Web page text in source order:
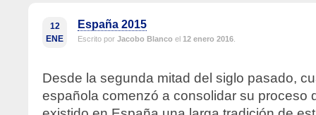
12
ENE
España 2015
Escrito por Jacobo Blanco el 12 enero 2016
Desde la segunda mitad del siglo pasado,
española comenzó a consolidar su proceso